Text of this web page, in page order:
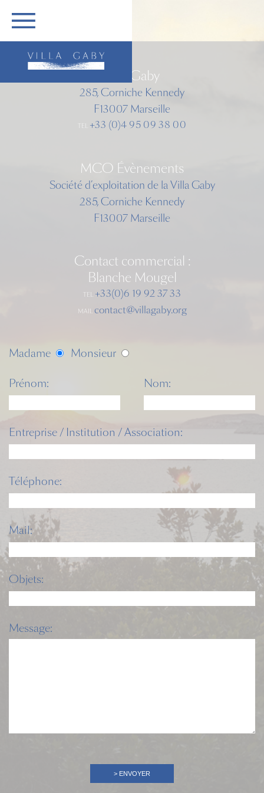
FORFAITS
FACEBOOK
NOUS CONTACTER
ACCÈS
ENGLISH
Villa Gaby
285, Corniche Kennedy
F13007 Marseille
TEL +33 (0)4 95 09 38 00
MCO Évènements
Société d’exploitation de la Villa Gaby
285, Corniche Kennedy
F13007 Marseille
Contact commercial :
Blanche Mougel
TEL +33(0)6 19 92 37 33
MAIL contact@villagaby.org
Madame Monsieur
Prénom: Nom:
Entreprise / Institution / Association:
Téléphone:
Mail:
Objets:
Message: